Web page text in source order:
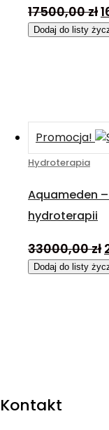
17500,00zł
Dodaj do listy
Promocja!
Hydroterapia
Aquameden –
hydroterapii
33000,00zł
Dodaj do listy
Kontakt